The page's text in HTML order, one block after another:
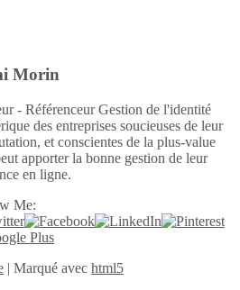
Morin
- Référenceur Gestion de l'identité
des entreprises soucieuses de leur
et conscientes de la plus-value
apporter la bonne gestion de leur
en ligne.
Me:
| Marqué avec html5